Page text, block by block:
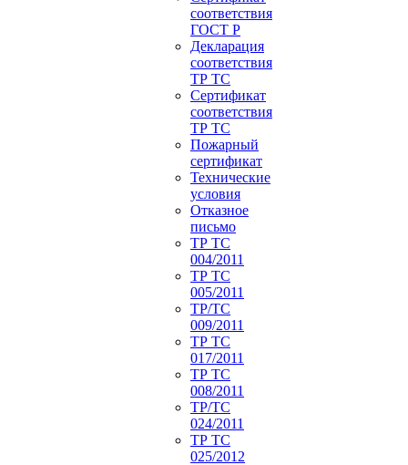
соответствия
ГОСТ Р
Декларация
соответствия
ТР ТС
Сертификат
соответствия
ТР ТС
Пожарный
сертификат
Технические
условия
Отказное
письмо
ТР ТС
004/2011
ТР ТС
005/2011
ТР/ТС
009/2011
ТР ТС
017/2011
ТР ТС
008/2011
ТР/ТС
024/2011
ТР ТС
025/2012